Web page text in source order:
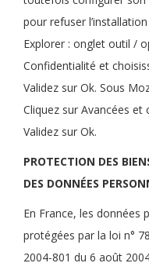
pour refuser
Explorer : onglet outil /
Confidentialité et
Validez sur Ok. Sous
Cliquez sur Avancées et
Validez sur Ok.
PROTECTION DES
DES DONNÉES
En France, les
protégées par la loi n°
2004-801 du 6 août